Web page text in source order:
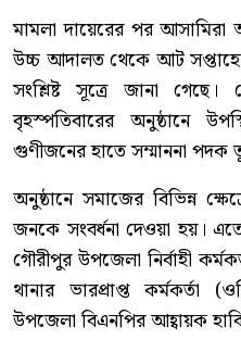
মামলা দায়েরের পর
উচ্চ আদালত থেকে আট
সংশ্লিষ্ট সূত্রে জানা
বৃহস্পতিবারের অনুষ্ঠানে
গুণীজনের হাতে সম্মাননা পদক
অনুষ্ঠানে সমাজের বিভিন্ন
জনকে সংবর্ধনা দেওয়া হয়।
গৌরীপুর উপজেলা নির্বাহী
থানার ভারপ্রাপ্ত
উপজেলা বিএনপির আহ্বায়ক